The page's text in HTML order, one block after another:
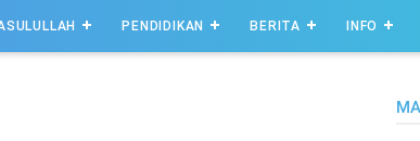
PENDIDIKAN BERITA INFO